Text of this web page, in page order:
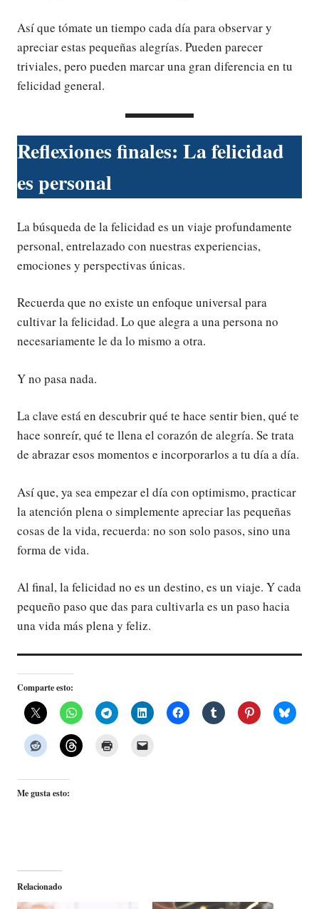
Así que tómate un tiempo cada día para observar y
apreciar estas pequeñas alegrías. Pueden parecer
triviales, pero pueden marcar una gran diferencia en tu
felicidad general.
Reflexiones finales: La felicidad
es personal
La búsqueda de la felicidad es un viaje profundamente
personal, entrelazado con nuestras experiencias,
emociones y perspectivas únicas.
Recuerda que no existe un enfoque universal para
cultivar la felicidad. Lo que alegra a una persona no
necesariamente le da lo mismo a otra.
Y no pasa nada.
La clave está en descubrir qué te hace sentir bien, qué te
hace sonreír, qué te llena el corazón de alegría. Se trata
de abrazar esos momentos e incorporarlos a tu día a día.
Así que, ya sea empezar el día con optimismo, practicar
la atención plena o simplemente apreciar las pequeñas
cosas de la vida, recuerda: no son solo pasos, sino una
forma de vida.
Al final, la felicidad no es un destino, es un viaje. Y cada
pequeño paso que das para cultivarla es un paso hacia
una vida más plena y feliz.
Comparte esto:
Me gusta esto:
Relacionado